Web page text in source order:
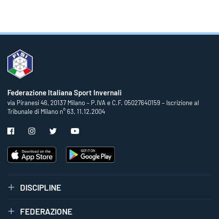
Federazione Italiana Sport Invernali
via Piranesi 46, 20137 Milano – P.IVA e C.F. 05027640159 – Iscrizione al
Tribunale di Milano n° 63, 11.12.2004
DISCIPLINE
FEDERAZIONE